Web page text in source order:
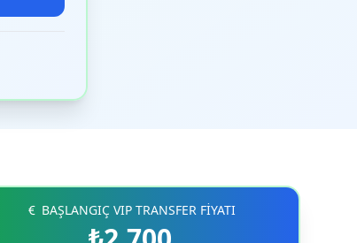
BAŞLANGIÇ VIP TRANSFER FİYATI